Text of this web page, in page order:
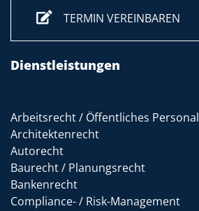
TERMIN VEREINBAREN
Dienstleistungen
Arbeitsrecht / Öffentliches
Architektenrecht
Autorecht
Baurecht / Planungsrecht
Bankenrecht
Compliance- / Risk-Management